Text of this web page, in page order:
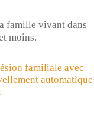
famille vivant dans
moins.